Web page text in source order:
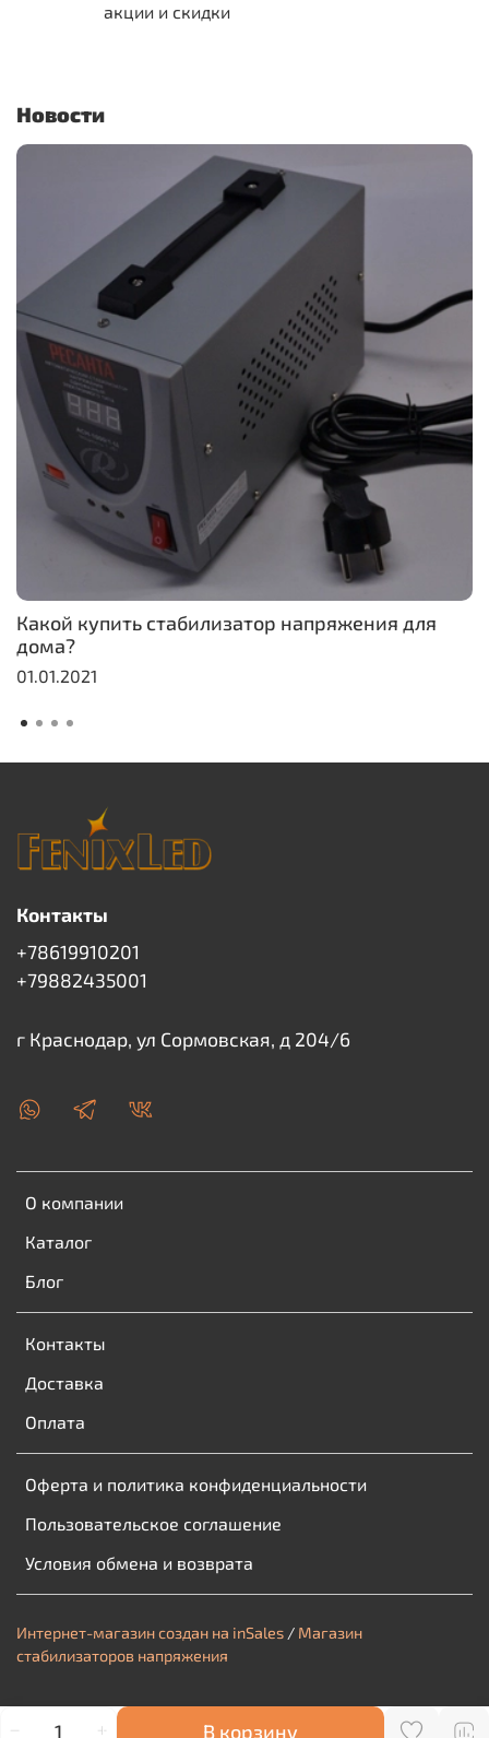
В корзину
акции и скидки
Новости
Какой купить стабилизатор напряжения для
дома?
01.01.2021
О компании
Каталог
Блог
Контакты
Доставка
Оплата
Оферта и политика конфиденциальности
Пользовательское соглашение
Условия обмена и возврата
Контакты
+78619910201
+79882435001
г Краснодар, ул Сормовская, д 204/6
Интернет-магазин создан на inSales / Магазин
стабилизаторов напряжения